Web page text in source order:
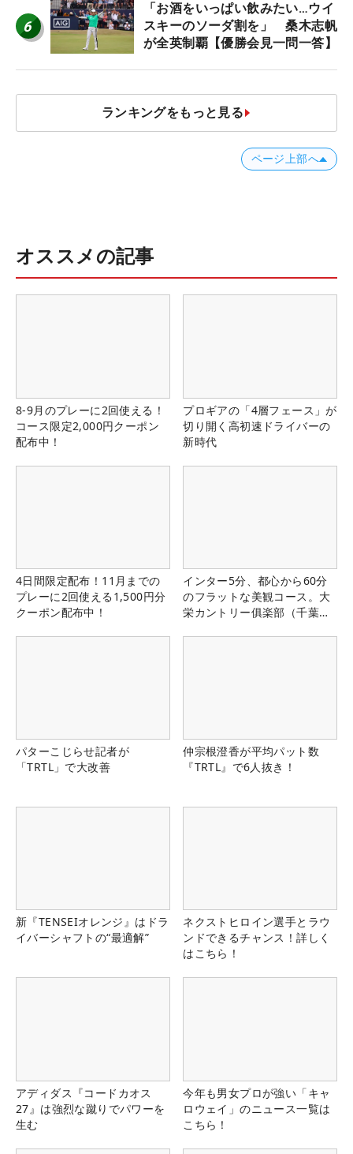
6
「お酒をいっぱい飲みたい…ウイ
スキーのソーダ割を」 桑木志帆
が全英制覇【優勝会見一問一答】
ランキングをもっと見る
ページ上部へ
オススメの記事
8-9月のプレーに2回使える！
コース限定2,000円クーポン
配布中！
プロギアの「4層フェース」が
切り開く高初速ドライバーの
新時代
4日間限定配布！11月までの
プレーに2回使える1,500円分
クーポン配布中！
インター5分、都心から60分
のフラットな美観コース。大
栄カントリー俱楽部（千葉
パターこじらせ記者が
「TRTL」で大改善
仲宗根澄香が平均パット数
『TRTL』で6人抜き！
新『TENSEIオレンジ』はドラ
イバーシャフトの“最適解”
ネクストヒロイン選手とラウ
ンドできるチャンス！詳しく
はこちら！
アディダス『コードカオス
27』は強烈な蹴りでパワーを
生む
今年も男女プロが強い「キャ
ロウェイ」のニュース一覧は
こちら！